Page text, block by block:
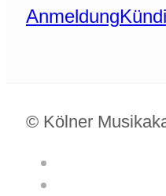
Anmeldung
© Kölner